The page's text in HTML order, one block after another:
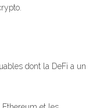
dont la DeFi a un